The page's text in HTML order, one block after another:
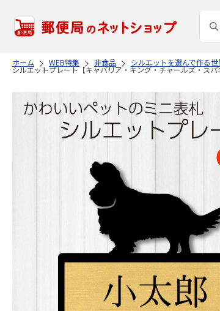
ホーム WEB特集 非食品 シルエットを選んで作る
シルエットプレート【キャバリア・キング・チャールズ・ス